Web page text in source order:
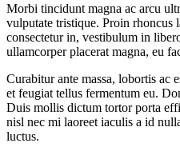
Morbi tincidunt magna ac arcu
vulputate tristique. Proin rhoncus
consectetur in, vestibulum in
ullamcorper placerat magna, eu
Curabitur ante massa, lobortis ac
et feugiat tellus fermentum eu.
Duis mollis dictum tortor porta
nisl nec mi laoreet iaculis a id
luctus.